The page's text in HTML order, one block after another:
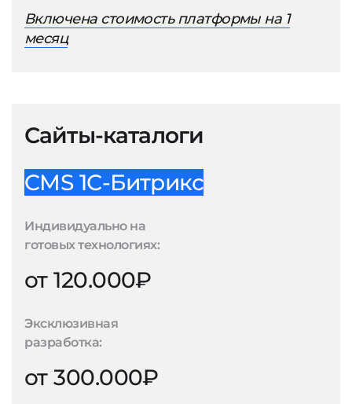
Включена стоимость платформы на 1
месяц
Сайты-каталоги
CMS 1С-Битрикс
Индивидуально на
готовых технологиях:
от 120.000₽
Эксклюзивная
разработка:
от 300.000₽